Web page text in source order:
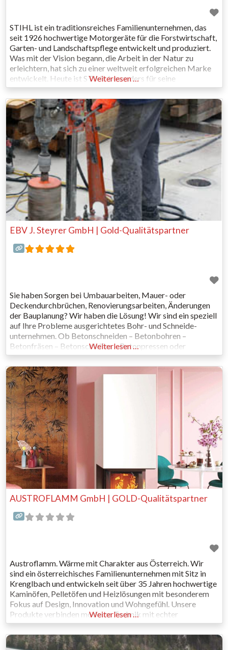
STIHL ist ein traditionsreiches Familienunternehmen, das
seit 1926 hochwertige Motorgeräte für die Forstwirtschaft,
Garten- und Landschaftspflege entwickelt und produziert.
Was mit der Vision begann, die Arbeit in der Natur zu
erleichtern, hat sich zu einer weltweit erfolgreichen Marke
entwickelt. Heute ist STIHL besonders für seine
leistungsstarken Motorsägen bekannt, bietet aber auch ein
breites Sortiment an Rasenmähern, Heckenscheren,
Freischneidern, Hochdruckreinigern sowie
Weiterlesen …
EBV J. Steyrer GmbH | Gold-Qualitätspartner
Sie haben Sorgen bei Umbauarbeiten, Mauer- oder
Deckendurchbrüchen, Renovierungsarbeiten, Änderungen
der Bauplanung? Wir haben die Lösung! Wir sind ein speziell
auf Ihre Probleme ausgerichtetes Bohr- und Schneide-
unternehmen. Ob Betonschneiden – Betonbohren –
Betonfräsen – Betonschleifen – Betonpressen oder
Betonbeißen, ob große Öffnungen oder tiefe Bohrungen, ob
Oberflächenbearbeitung, Abbruch oder Fugenschnitt: Wir
sind qualifiziert und haben die technischen Voraussetzungen
geschaffen, die
Weiterlesen …
AUSTROFLAMM GmbH | GOLD-Qualitätspartner
Austroflamm. Wärme mit Charakter aus Österreich. Wir
sind ein österreichisches Familienunternehmen mit Sitz in
Krenglbach und entwickeln seit über 35 Jahren hochwertige
Kaminöfen, Pelletöfen und Heizlösungen mit besonderem
Fokus auf Design, Innovation und Wohngefühl. Unsere
Produkte verbinden moderne Technik mit echter
Handwerksqualität und schaffen Wärme, die nicht nur heizt,
sondern Atmosphäre schafft. Was Austroflamm besonders
macht? Die Verbindung aus effizienter
Weiterlesen …